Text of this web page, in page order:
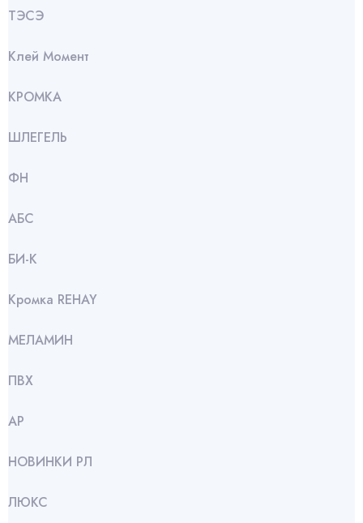
ТЭСЭ
Клей Момент
КРОМКА
ШЛЕГЕЛЬ
ФН
АБС
БИ-К
Кромка REHAY
МЕЛАМИН
ПВХ
АР
НОВИНКИ РЛ
ЛЮКС